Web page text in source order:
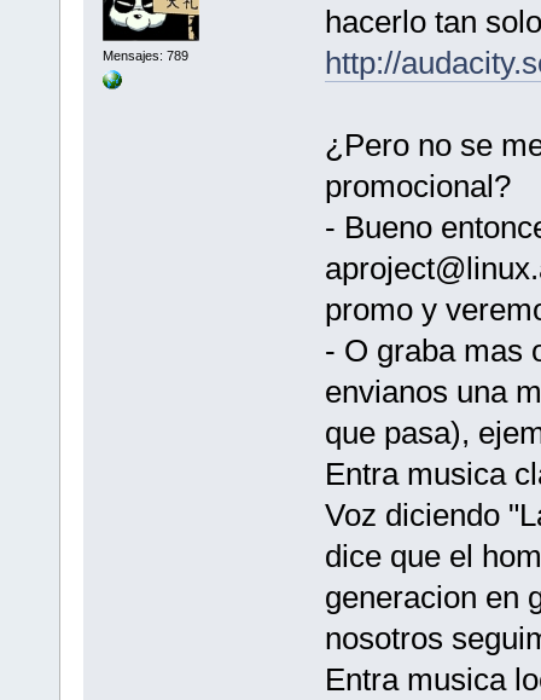
Mensajes: 789
hacerlo tan
http://
¿Pero no se
promocional?
- Bueno
promo y
- O graba mas
envianos una
que pasa),
Entra musica
Voz diciendo
dice que el
generacion en
nosotros
Entra musica